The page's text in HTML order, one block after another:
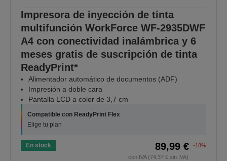
Impresora de inyección de tinta
multifunción WorkForce WF-2935DWF
A4 con conectividad inalámbrica y 6
meses gratis de suscripción de tinta
ReadyPrint*
Alimentador automático de documentos (ADF)
Impresión a doble cara
Pantalla LCD a color de 3,7 cm
Compatible con ReadyPrint Flex
Elige tu plan
En stock 89,99 €
-18%
con IVA (74,37 € sin IVA)